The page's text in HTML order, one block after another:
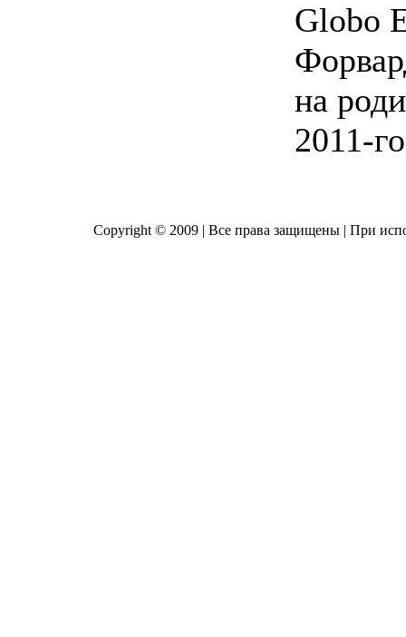
Globo
на
2011-
Copyright © 2009 | Все права защищены | При